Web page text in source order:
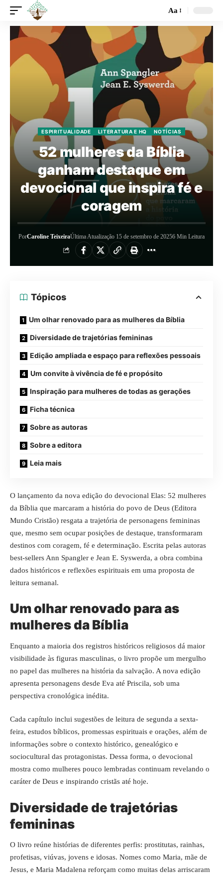
Aa
ESPIRITUALIDADE LITERATURA E HQ NOTÍCIAS
52 mulheres da Bíblia
ganham destaque em
devocional que inspira fé e
coragem
PorCaroline TeixeiraÚltima Atualização 15 de setembro de 20256 Min Leitura
Tópicos
Um olhar renovado para as mulheres da Bíblia
Diversidade de trajetórias femininas
Edição ampliada e espaço para reflexões pessoais
Um convite à vivência de fé e propósito
Inspiração para mulheres de todas as gerações
Ficha técnica
Sobre as autoras
Sobre a editora
Leia mais
O lançamento da nova edição do devocional Elas: 52 mulheres
da Bíblia que marcaram a história do povo de Deus (Editora
Mundo Cristão) resgata a trajetória de personagens femininas
que, mesmo sem ocupar posições de destaque, transformaram
destinos com coragem, fé e determinação. Escrita pelas autoras
best-sellers Ann Spangler e Jean E. Syswerda, a obra combina
dados históricos e reflexões espirituais em uma proposta de
leitura semanal.
Um olhar renovado para as
mulheres da Bíblia
Enquanto a maioria dos registros históricos religiosos dá maior
visibilidade às figuras masculinas, o livro propõe um mergulho
no papel das mulheres na história da salvação. A nova edição
apresenta personagens desde Eva até Priscila, sob uma
perspectiva cronológica inédita.
Cada capítulo inclui sugestões de leitura de segunda a sexta-
feira, estudos bíblicos, promessas espirituais e orações, além de
informações sobre o contexto histórico, genealógico e
sociocultural das protagonistas. Dessa forma, o devocional
mostra como mulheres pouco lembradas continuam revelando o
caráter de Deus e inspirando cristãs até hoje.
Diversidade de trajetórias
femininas
O livro reúne histórias de diferentes perfis: prostitutas, rainhas,
profetisas, viúvas, jovens e idosas. Nomes como Maria, mãe de
Jesus, e Maria Madalena reforçam como muitas delas arriscaram